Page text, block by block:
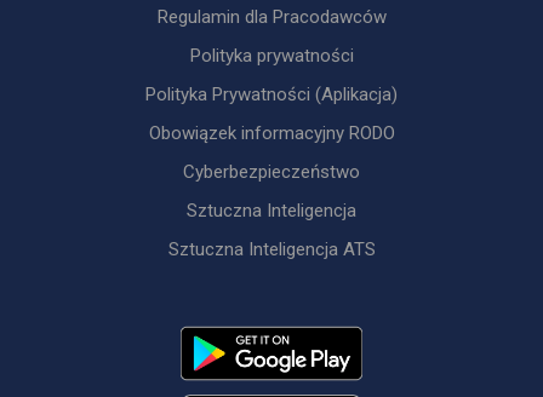
Regulamin dla Pracodawców
Polityka prywatności
Polityka Prywatności (Aplikacja)
Obowiązek informacyjny RODO
Cyberbezpieczeństwo
Sztuczna Inteligencja
Sztuczna Inteligencja ATS